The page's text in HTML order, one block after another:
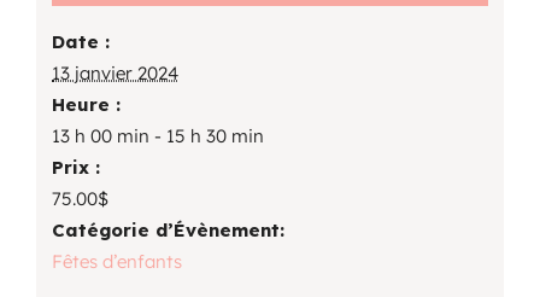
Date :
13 janvier 2024
Heure :
13 h 00 min - 15 h 30 min
Prix :
75.00$
Catégorie d’Évènement:
Fêtes d’enfants